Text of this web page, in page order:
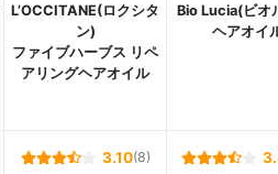
L’OCCITANE(ロクシタ
ン)
ファイブハーブス リペ
アリングヘアオイル
Bio Lucia(ビオ
ヘアオイ
3.10(8)